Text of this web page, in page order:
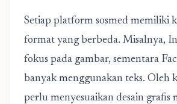
Setiap platform sosmed memiliki
format yang berbeda. Misalnya,
fokus pada gambar, sementara
banyak menggunakan teks. Oleh
perlu menyesuaikan desain grafis